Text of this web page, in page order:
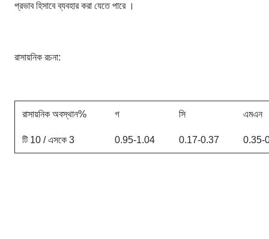
প্রভাব হিসাবে ব্যবহার করা যেতে পারে ।
রাসায়নিক রচনা:
রাসায়নিক অবস্থান% গ সি এমএন
টি 10 ​​/ এসকে 3 0.95-1.04 0.17-0.37 0.35-